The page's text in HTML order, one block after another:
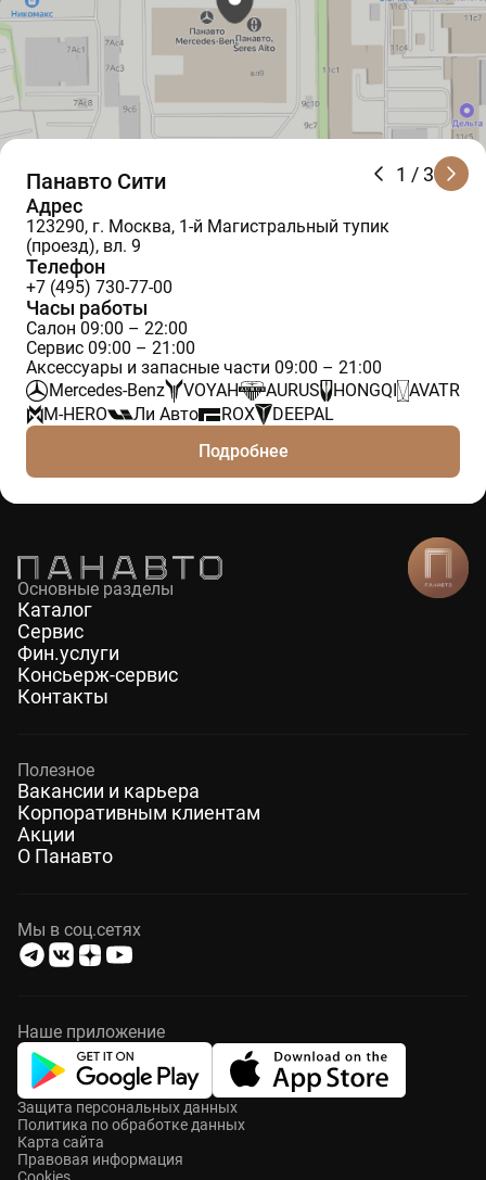
1 / 3
Панавто Сити
Адрес
123290, г. Москва, 1-й Магистральный тупик
(проезд), вл. 9
Телефон
+7 (495) 730-77-00
Часы работы
Салон 09:00 – 22:00
Сервис 09:00 – 21:00
Аксессуары и запасные части 09:00 – 21:00
Mercedes-Benz
VOYAH AURUS HONGQI
AVATR
M-HERO
Ли Авто ROX
DEEPAL
Подробнее
Основные разделы
Каталог
Сервис
Фин.услуги
Консьерж-сервис
Контакты
Полезное
Вакансии и карьера
Корпоративным клиентам
Акции
О Панавто
Мы в соц.сетях
Наше приложение
Защита персональных данных
Политика по обработке данных
Карта сайта
Правовая информация